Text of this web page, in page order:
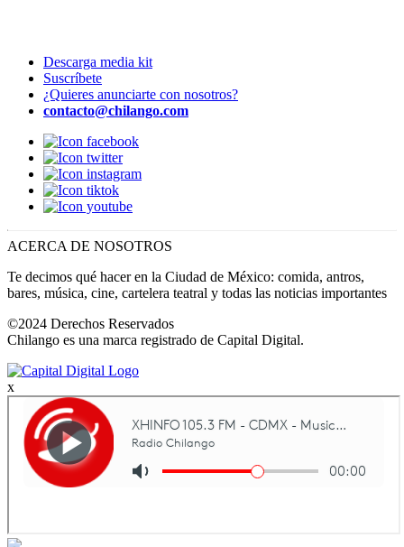
Descarga media kit
Suscríbete
¿Quieres anunciarte con nosotros?
contacto@chilango.com
ACERCA DE NOSOTROS
Te decimos qué hacer en la Ciudad de México: comida, antros,
bares, música, cine, cartelera teatral y todas las noticias importantes
©2024 Derechos Reservados
Chilango es una marca registrado de Capital Digital.
x